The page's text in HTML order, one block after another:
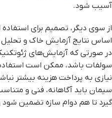
آسیب شود.
از سوی دیگر، تصمیم برای استفاده
اساس نتایج آزمایش خاک و
در صورتی که آزمایش‌های
سولفات باشد، ممکن است
نیازی به پرداخت هزینه بیشتر
سیمان باید آگاهانه، فنی و
گیرد تا هم دوام سازه تضمین شود